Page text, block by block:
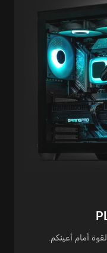
أمام أعينكم.